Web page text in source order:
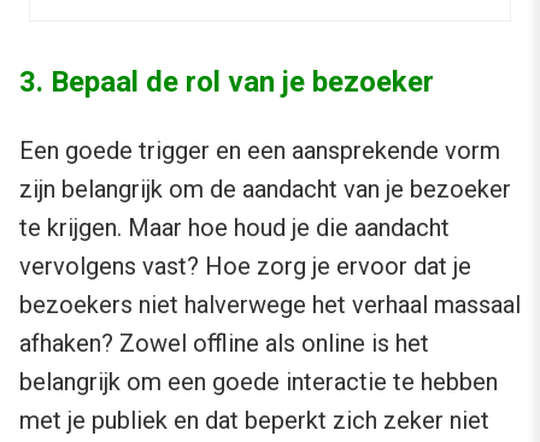
3. Bepaal de rol van je bezoeker
Een goede trigger en een aansprekende vorm
zijn belangrijk om de aandacht van je bezoeker
te krijgen. Maar hoe houd je die aandacht
vervolgens vast? Hoe zorg je ervoor dat je
bezoekers niet halverwege het verhaal massaal
afhaken? Zowel offline als online is het
belangrijk om een goede interactie te hebben
met je publiek en dat beperkt zich zeker niet